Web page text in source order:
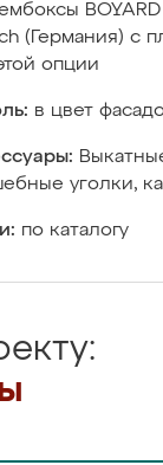
(Германия) с
опции
в цвет
уголки,
по каталогу